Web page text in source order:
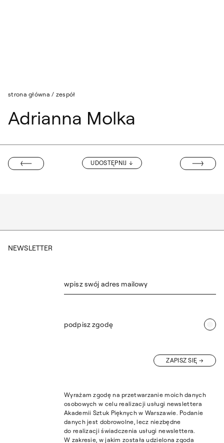
strona główna / zespół
Adrianna Molka
UDOSTĘPNIJ
LNISKI
AGNIESZKA
NEWSLETTER
wpisz swój adres mailowy
podpisz zgodę
ZAPISZ SIĘ
Wyrażam zgodę na przetwarzanie moich danych
osobowych w celu realizacji usługi newslettera
Akademii Sztuk Pięknych w Warszawie. Podanie
danych jest dobrowolne, lecz niezbędne
do realizacji świadczenia usługi newslettera.
W zakresie, w jakim została udzielona zgoda